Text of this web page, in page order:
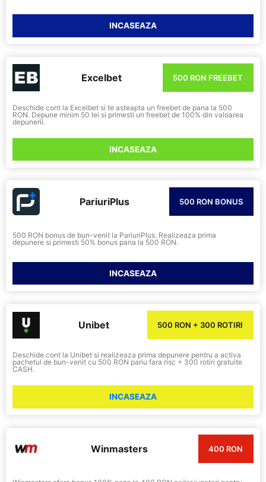
INCASEAZA
Excelbet 500 RON FREEBET
Deschide cont la Excelbet si te asteapta un freebet de pana la 500
RON. Depune minim 50 lei si primesti un freebet de 100% din valoarea
depunerii.
INCASEAZA
PariuriPlus 500 RON BONUS
500 RON bonus de bun-venit la PariuriPlus. Realizeaza prima
depunere si primesti 50% bonus pana la 500 RON.
INCASEAZA
Unibet 500 RON + 300 ROTIRI
Deschide cont la Unibet si realizeaza prima depunere pentru a activa
pachetul de bun-venit cu 500 RON pariu fara risc + 300 rotiri gratuite
CASH.
INCASEAZA
Winmasters 400 RON